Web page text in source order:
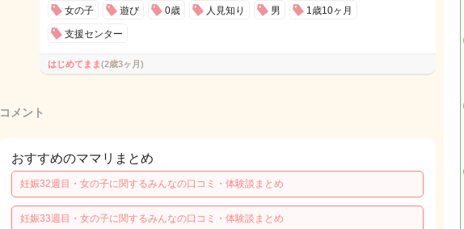
女の子 遊び 0歳 人見知り 男 1歳10ヶ月
支援センター
はじめてまま(2歳3ヶ月)
コメント
おすすめのママリまとめ
妊娠32週目・女の子に関するみんなの口コミ・体験談まとめ
妊娠33週目・女の子に関するみんなの口コミ・体験談まとめ